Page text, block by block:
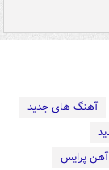
آهنگ های جدید
پرایس